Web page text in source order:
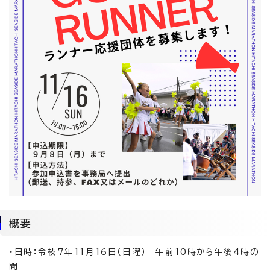
概要
・日時：令枝7年11月16日（日曜） 午前10時から午後4時の
間